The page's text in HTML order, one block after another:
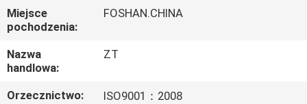
WYCIECZKA
PO
FABRYCE
Miejsce
pochodzenia:
FOSHAN.CHINA
Nazwa
handlowa:
ZT
Orzecznictwo: ISO9001：2008